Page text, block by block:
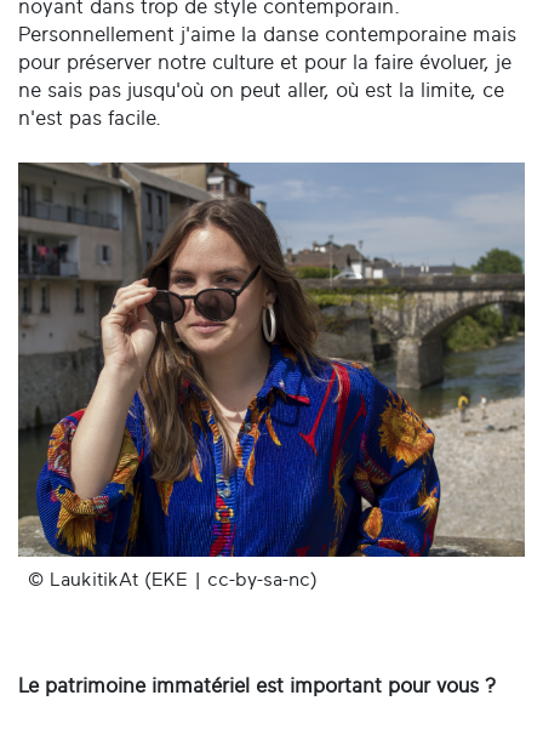
noyant dans trop de style contemporain.
Personnellement j'aime la danse contemporaine mais
pour préserver notre culture et pour la faire évoluer, je
ne sais pas jusqu'où on peut aller, où est la limite, ce
n'est pas facile.
© LaukitikAt (EKE | cc-by-sa-nc)
Le patrimoine immatériel est important pour vous ?